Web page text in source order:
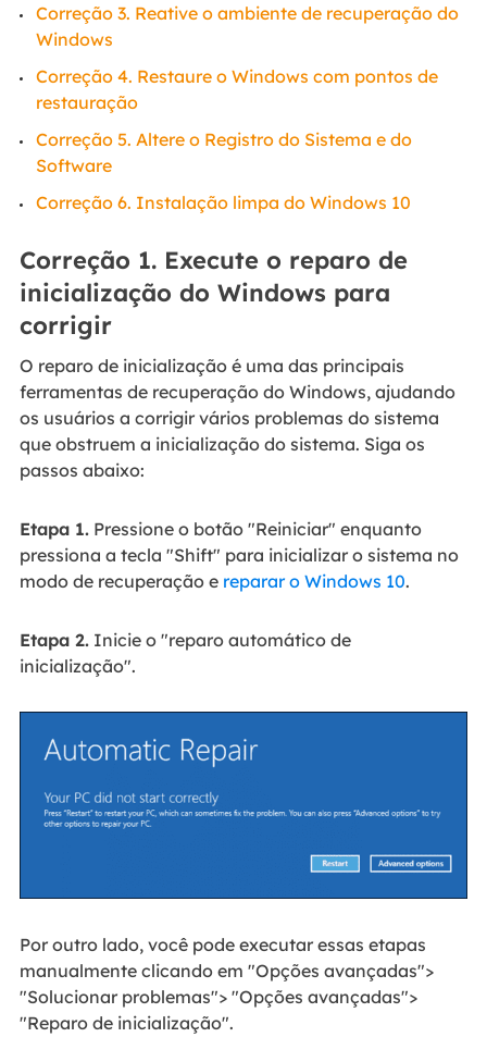
Correção 3. Reative o ambiente de recuperação do
Windows
Correção 4. Restaure o Windows com pontos de
restauração
Correção 5. Altere o Registro do Sistema e do
Software
Correção 6. Instalação limpa do Windows 10
Correção 1. Execute o reparo de
inicialização do Windows para
corrigir
O reparo de inicialização é uma das principais
ferramentas de recuperação do Windows, ajudando
os usuários a corrigir vários problemas do sistema
que obstruem a inicialização do sistema. Siga os
passos abaixo:
Etapa 1.Pressione o botão "Reiniciar" enquanto
pressiona a tecla "Shift" para inicializar o sistema no
modo de recuperação e reparar o Windows 10.
Etapa 2.Inicie o "reparo automático de
inicialização".
Por outro lado, você pode executar essas etapas
manualmente clicando em "Opções avançadas">
"Solucionar problemas"> "Opções avançadas">
"Reparo de inicialização".